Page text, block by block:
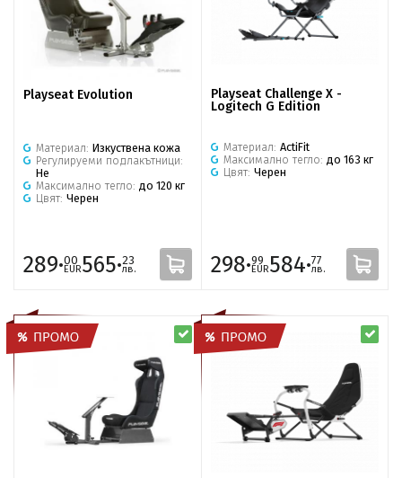
Playseat Evolution
Материал: Изкуствена кожа
Регулируеми подлакътници:
Не
Максимално тегло: до 120 кг
Цвят: Черен
289·00
EUR565·23
лв.
Playseat Challenge X -
Logitech G Edition
Материал: ActiFit
Максимално тегло: до 163 кг
Цвят: Черен
298·99
EUR584·77
лв.